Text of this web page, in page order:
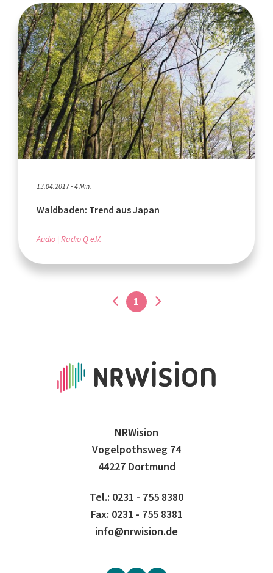
13.04.2017 - 4 Min.
Waldbaden: Trend aus Japan
Audio Radio Q e.V.
1
NRWision
Vogelpothsweg 74
44227 Dortmund
Tel.: 0231 - 755 8380
Fax: 0231 - 755 8381
info@nrwision.de